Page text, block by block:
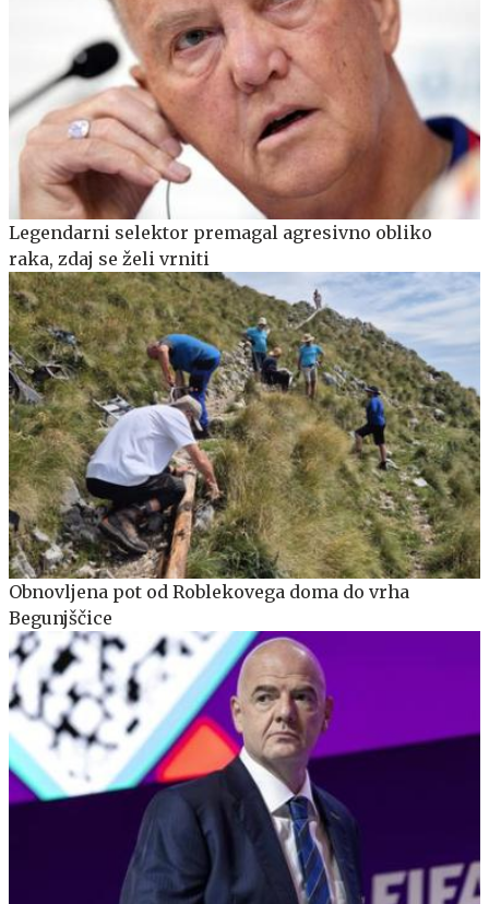
Legendarni selektor premagal agresivno obliko
raka, zdaj se želi vrniti
Obnovljena pot od Roblekovega doma do vrha
Begunjščice